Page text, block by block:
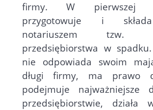
firmy. W pierwszej
przygotowuje i
notariuszem tzw.
przedsiębiorstwa w
nie odpowiada swoim
długi firmy, ma prawo
podejmuje najważniejsze
przedsiębiorstwie, działa